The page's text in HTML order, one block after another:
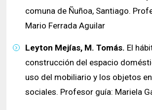
comuna de Ñuñoa, Santiago.
Mario Ferrada Aguilar
Leyton Mejías, M. Tomás. El
construcción del espacio
uso del mobiliario y los objetos
sociales. Profesor guía: Mariela